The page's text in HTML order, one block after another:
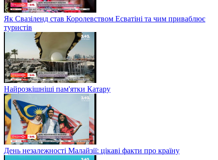
Як Свазіленд став Королевством Есватіні та чим приваблює
туристів
Найрозкішніші пам'ятки Катару
День незалежності Малайзії: цікаві факти про країну